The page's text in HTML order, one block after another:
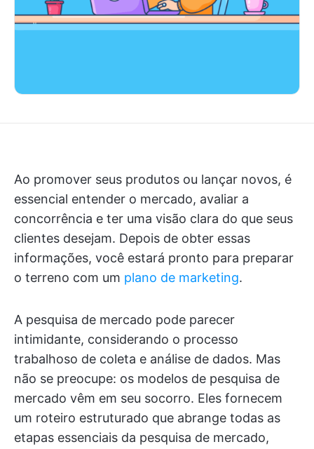
Ao promover seus produtos ou lançar novos, é
essencial entender o mercado, avaliar a
concorrência e ter uma visão clara do que seus
clientes desejam. Depois de obter essas
informações, você estará pronto para preparar
o terreno com um plano de marketing.
A pesquisa de mercado pode parecer
intimidante, considerando o processo
trabalhoso de coleta e análise de dados. Mas
não se preocupe: os modelos de pesquisa de
mercado vêm em seu socorro. Eles fornecem
um roteiro estruturado que abrange todas as
etapas essenciais da pesquisa de mercado,